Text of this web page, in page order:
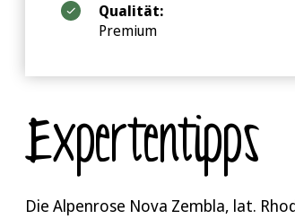
Qualität:
Premium
Expertentipps
Die Alpenrose Nova Zembla, lat.